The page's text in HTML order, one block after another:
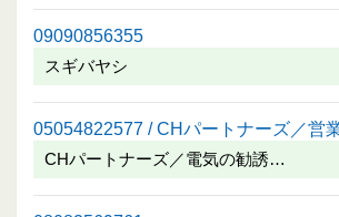
09090856355
スギバヤシ
05054822577 / CHパートナーズ／営
CHパートナーズ／電気の勧誘…